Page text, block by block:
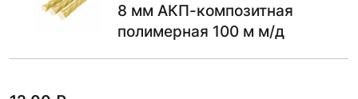
8 мм АКП-композитная
полимерная 100 м м/д